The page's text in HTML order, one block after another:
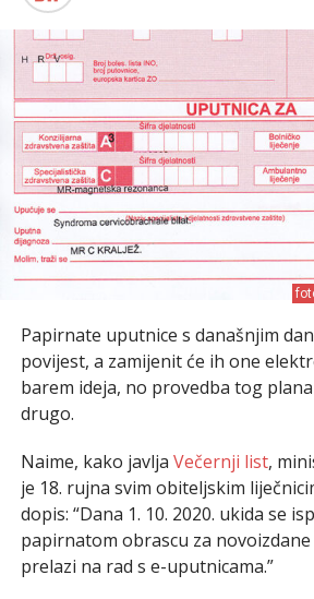
Papirnate uputnice s današnjim
povijest, a zamijenit će ih one
barem ideja, no provedba tog
drugo.
Naime, kako javlja Večernji list,
je 18. rujna svim obiteljskim
dopis: “Dana 1. 10. 2020. ukida se
papirnatom obrascu za
prelazi na rad s e-uputnicama.”